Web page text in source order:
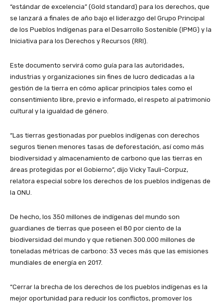
“estándar de excelencia” (Gold standard) para los derechos, que
se lanzará a finales de año bajo el liderazgo del Grupo Principal
de los Pueblos Indígenas para el Desarrollo Sostenible (IPMG) y la
Iniciativa para los Derechos y Recursos (RRI).
Este documento servirá como guía para las autoridades,
industrias y organizaciones sin fines de lucro dedicadas a la
gestión de la tierra en cómo aplicar principios tales como el
consentimiento libre, previo e informado, el respeto al patrimonio
cultural y la igualdad de género.
“Las tierras gestionadas por pueblos indígenas con derechos
seguros tienen menores tasas de deforestación, así como más
biodiversidad y almacenamiento de carbono que las tierras en
áreas protegidas por el Gobierno”, dijo Vicky Tauli-Corpuz,
relatora especial sobre los derechos de los pueblos indígenas de
la ONU.
De hecho, los 350 millones de indígenas del mundo son
guardianes de tierras que poseen el 80 por ciento de la
biodiversidad del mundo y que retienen 300.000 millones de
toneladas métricas de carbono: 33 veces más que las emisiones
mundiales de energía en 2017.
“Cerrar la brecha de los derechos de los pueblos indígenas es la
mejor oportunidad para reducir los conflictos, promover los